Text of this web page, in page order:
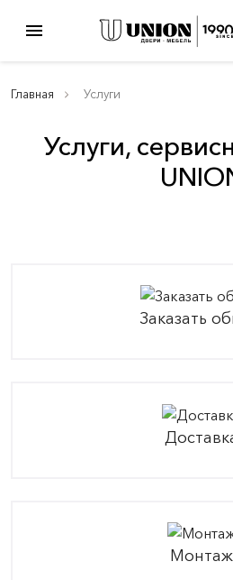
menu
Главная Услуги
Услуги,
Заказать
Монтаж